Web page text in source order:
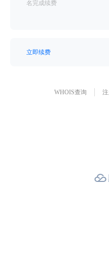
名完成续费
立即续费
WHOIS查询